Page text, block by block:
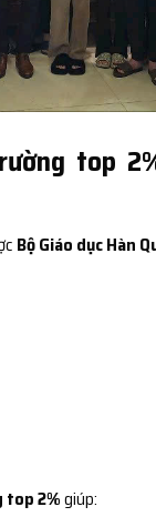
top
Bộ Giáo dục Hàn
top 2%giúp: